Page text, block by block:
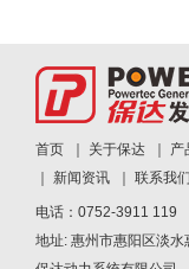
首页 关于保达 产
新闻资讯 联系我们
电话：0752-3911 119
地址: 惠州市惠阳区淡